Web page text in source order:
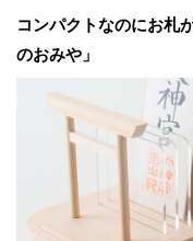
コンパクトなのにお札
のおみや」